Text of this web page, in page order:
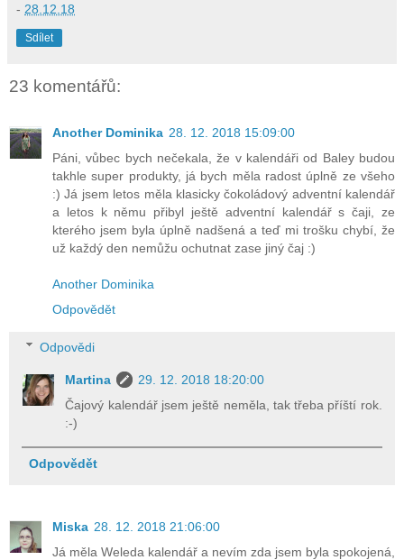
- 28.12.18
Sdílet
23 komentářů:
Another Dominika 28. 12. 2018 15:09:00
Páni, vůbec bych nečekala, že v kalendáři od Baley budou
takhle super produkty, já bych měla radost úplně ze všeho
:) Já jsem letos měla klasicky čokoládový adventní kalendář
a letos k němu přibyl ještě adventní kalendář s čaji, ze
kterého jsem byla úplně nadšená a teď mi trošku chybí, že
už každý den nemůžu ochutnat zase jiný čaj :)
Another Dominika
Odpovědět
Odpovědi
Martina
29. 12. 2018 18:20:00
Čajový kalendář jsem ještě neměla, tak třeba příští rok.
:-)
Odpovědět
Miska 28. 12. 2018 21:06:00
Já měla Weleda kalendář a nevím zda jsem byla spokojená,